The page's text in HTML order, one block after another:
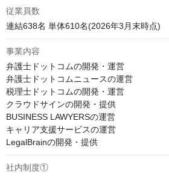
従業員数
連結638名 単体610名(2026年3月末時点)
事業内容
弁護士ドットコムの開発・運営
弁護士ドットコムニュースの運営
税理士ドットコムの開発・運営
クラウドサインの開発・提供
BUSINESS LAWYERSの運営
キャリア支援サービスの運営
LegalBrainの開発・提供
社内制度①